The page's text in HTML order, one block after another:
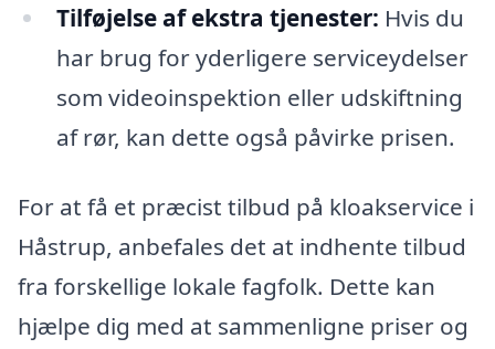
Tilføjelse af ekstra tjenester: Hvis du
har brug for yderligere serviceydelser
som videoinspektion eller udskiftning
af rør, kan dette også påvirke prisen.
For at få et præcist tilbud på kloakservice i
Håstrup, anbefales det at indhente tilbud
fra forskellige lokale fagfolk. Dette kan
hjælpe dig med at sammenligne priser og